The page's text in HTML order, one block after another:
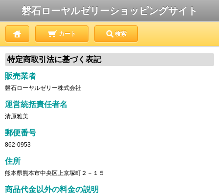
磐石ローヤルゼリーショッピングサイト
カート 検索
特定商取引法に基づく表記
販売業者
磐石ローヤルゼリー株式会社
運営統括責任者名
清原雅美
郵便番号
862-0953
住所
熊本県熊本市中央区上京塚町２－１５
商品代金以外の料金の説明